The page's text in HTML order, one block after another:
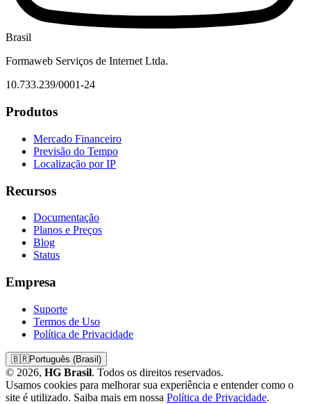
Brasil
Formaweb Serviços de Internet Ltda.
10.733.239/0001-24
Produtos
Mercado Financeiro
Previsão do Tempo
Localização por IP
Recursos
Documentação
Planos e Preços
Blog
Status
Empresa
Suporte
Termos de Uso
Política de Privacidade
🇧🇷Português (Brasil)
© 2026, HG Brasil. Todos os direitos reservados.
Usamos cookies para melhorar sua experiência e entender como o
site é utilizado. Saiba mais em nossa Política de Privacidade.